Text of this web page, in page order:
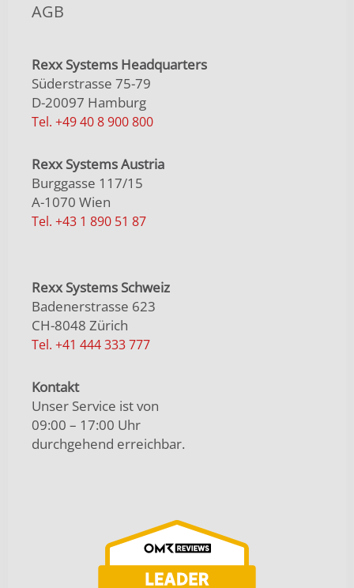
AGB
Rexx Systems Headquarters
Süderstrasse 75-79
D-20097 Hamburg
Tel. +49 40 8 900 800
Rexx Systems Austria
Burggasse 117/15
A-1070 Wien
Tel. +43 1 890 51 87
Rexx Systems Schweiz
Badenerstrasse 623
CH-8048 Zürich
Tel. +41 444 333 777
Kontakt
Unser Service ist von
09:00 – 17:00 Uhr
durchgehend erreichbar.